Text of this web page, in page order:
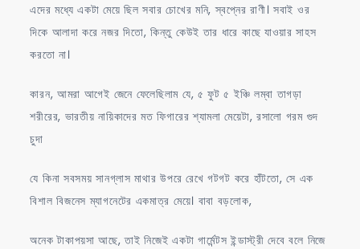
এদের মধ্যে একটা মেয়ে ছিল সবার চোখের মনি, স্বপ্নের রাণী। সবাই ওর
দিকে আলাদা করে নজর দিতো, কিন্তু কেউই তার ধারে কাছে যাওয়ার সাহস
করতো না।
কারন, আমরা আগেই জেনে ফেলেছিলাম যে, ৫ ফুট ৫ ইঞ্চি লম্বা তাগড়া
শরীরের, ভারতীয় নায়িকাদের মত ফিগারের শ্যামলা মেয়েটা, রসালো গরম গুদ
চুদা
যে কিনা সবসময় সানগ্লাস মাথার উপরে রেখে গটগট করে হাঁটতো, সে এক
বিশাল বিজনেস ম্যাগনেটের একমাত্র মেয়ে। বাবা বড়লোক,
অনেক টাকাপয়সা আছে, তাই নিজেই একটা গার্মেন্টস ইন্ডাস্ট্রী দেবে বলে নিজে